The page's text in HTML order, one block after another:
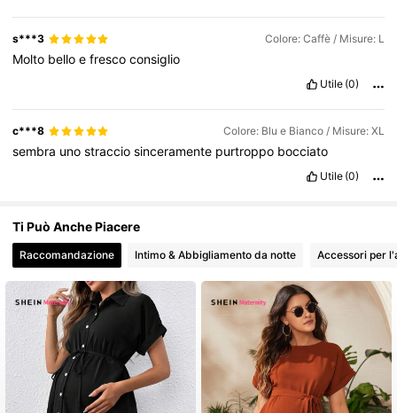
s***3 Colore: Caffè / Misure: L
Molto belloefrescoconsiglio
Utile (0)
c***8 Colore: Blu e Bianco / Misure: XL
sembra unostracciosinceramente purtroppo bocciato
Utile (0)
Ti Può Anche Piacere
Raccomandazione Intimo & Abbigliamento da notte Accessori per